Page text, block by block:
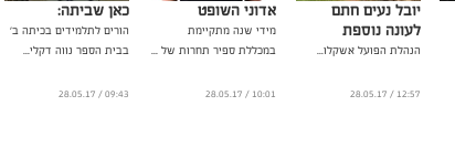
יובל נעים חתם
לעונה נוספת
הנהלת הפועל אשקלו...
12:57 / 28.05.17
אדוני השופט
מידי שנה מתקיימת
במכללת ספיר תחרות של ...
10:01 / 28.05.17
כאן שביתה:
הורים לתלמידים בכיתה ב'
בבית הספר נווה דקלי...
09:43 / 28.05.17